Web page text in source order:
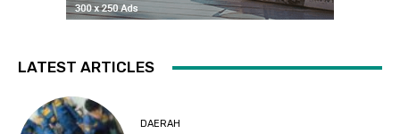
LATEST ARTICLES
DAERAH